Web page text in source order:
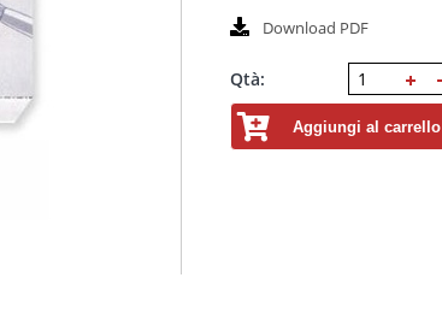
Download PDF
Qtà:
Aggiungi al carrello